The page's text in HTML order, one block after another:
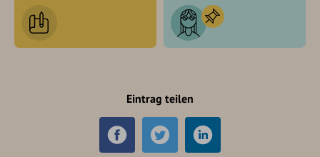
Eintrag teilen